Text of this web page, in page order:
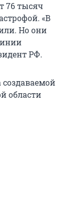
76 тысяч
«В
Но они
РФ.
области